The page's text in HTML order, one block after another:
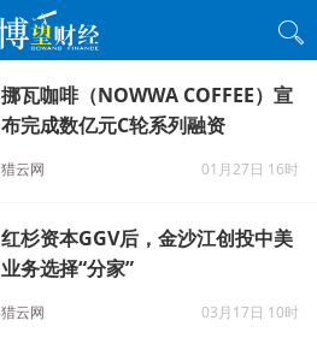
挪瓦咖啡（NOWWA COFFEE）宣
布完成数亿元C轮系列融资
红杉资本GGV后，金沙江创投中美